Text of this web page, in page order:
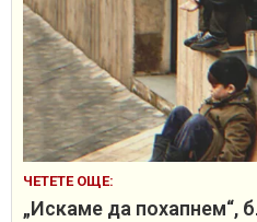
ЧЕТЕТЕ ОЩЕ:
„Искаме да похапнем“,